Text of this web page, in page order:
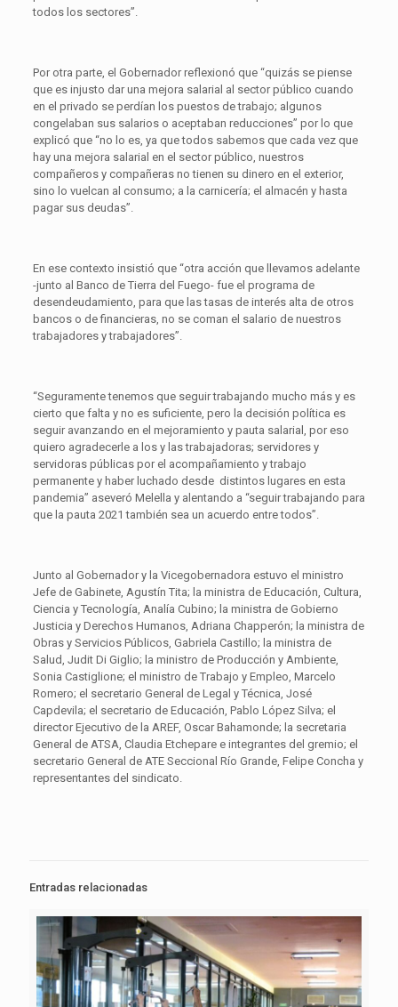
todos los sectores”.
Por otra parte, el Gobernador reflexionó que “quizás se piense
que es injusto dar una mejora salarial al sector público cuando
en el privado se perdían los puestos de trabajo; algunos
congelaban sus salarios o aceptaban reducciones” por lo que
explicó que “no lo es, ya que todos sabemos que cada vez que
hay una mejora salarial en el sector público, nuestros
compañeros y compañeras no tienen su dinero en el exterior,
sino lo vuelcan al consumo; a la carnicería; el almacén y hasta
pagar sus deudas”.
En ese contexto insistió que “otra acción que llevamos adelante
-junto al Banco de Tierra del Fuego- fue el programa de
desendeudamiento, para que las tasas de interés alta de otros
bancos o de financieras, no se coman el salario de nuestros
trabajadores y trabajadores”.
“Seguramente tenemos que seguir trabajando mucho más y es
cierto que falta y no es suficiente, pero la decisión política es
seguir avanzando en el mejoramiento y pauta salarial, por eso
quiero agradecerle a los y las trabajadoras; servidores y
servidoras públicas por el acompañamiento y trabajo
permanente y haber luchado desde distintos lugares en esta
pandemia” aseveró Melella y alentando a “seguir trabajando para
que la pauta 2021 también sea un acuerdo entre todos”.
Junto al Gobernador y la Vicegobernadora estuvo el ministro
Jefe de Gabinete, Agustín Tita; la ministra de Educación, Cultura,
Ciencia y Tecnología, Analía Cubino; la ministra de Gobierno
Justicia y Derechos Humanos, Adriana Chapperón; la ministra de
Obras y Servicios Públicos, Gabriela Castillo; la ministra de
Salud, Judit Di Giglio; la ministro de Producción y Ambiente,
Sonia Castiglione; el ministro de Trabajo y Empleo, Marcelo
Romero; el secretario General de Legal y Técnica, José
Capdevila; el secretario de Educación, Pablo López Silva; el
director Ejecutivo de la AREF, Oscar Bahamonde; la secretaria
General de ATSA, Claudia Etchepare e integrantes del gremio; el
secretario General de ATE Seccional Río Grande, Felipe Concha y
representantes del sindicato.
Entradas relacionadas